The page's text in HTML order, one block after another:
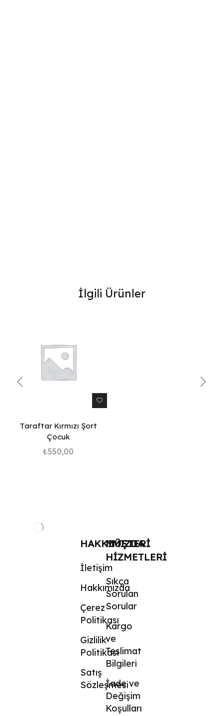
İlgili Ürünler
Taraftar Kırmızı Şort
Çocuk
₺550,00
HAKKIMIZDA
İletişim
Hakkımızda
Çerez
Politikası
Gizlilik
Politikası
Satış
Sözleşmesi
MÜŞTERI
HIZMETLERI
Sıkça
Sorulan
Sorular
Kargo
ve
Teslimat
Bilgileri
İade ve
Değişim
Koşulları